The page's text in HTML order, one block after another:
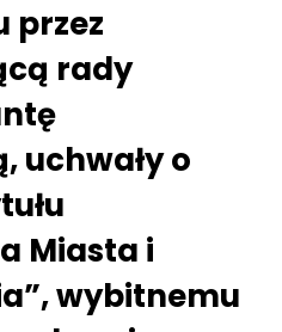
przez
rady
uchwały o
Miasta i
wybitnemu